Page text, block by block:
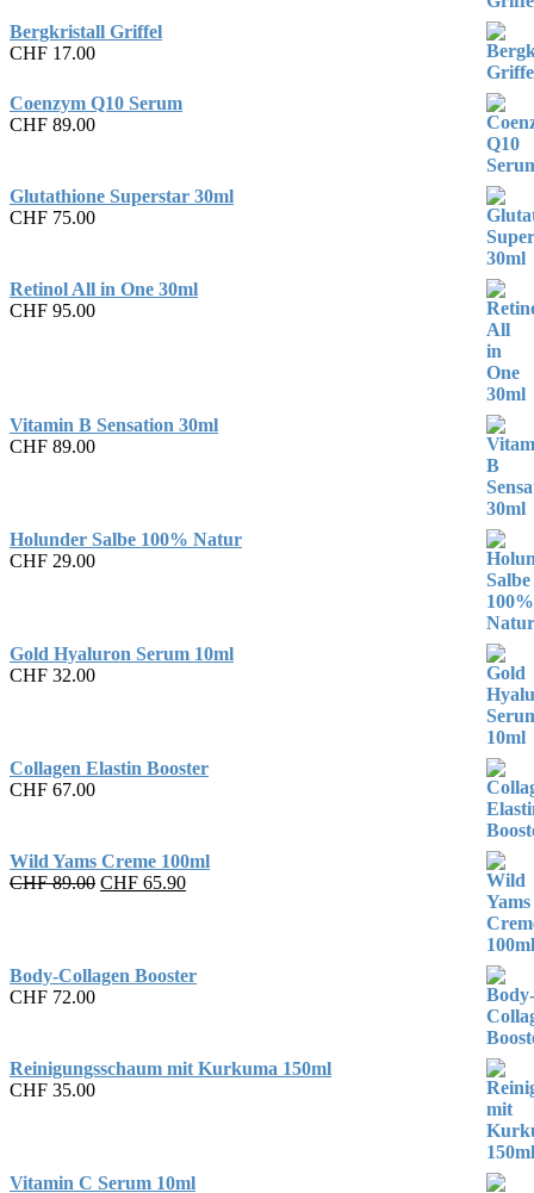
Bergkristall Griffel
CHF 17.00
Coenzym Q10 Serum
CHF 89.00
Glutathione Superstar 30ml
CHF 75.00
Retinol All in One 30ml
CHF 95.00
Vitamin B Sensation 30ml
CHF 89.00
Holunder Salbe 100% Natur
CHF 29.00
Gold Hyaluron Serum 10ml
CHF 32.00
Collagen Elastin Booster
CHF 67.00
Wild Yams Creme 100ml
CHF89.00 Original
CHF 65.90Current
Body-Collagen Booster
CHF 72.00
Reinigungsschaum mit Kurkuma 150ml
CHF 35.00
Vitamin C Serum 10ml